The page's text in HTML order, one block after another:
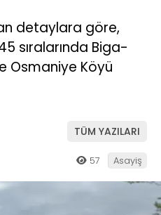
detaylara göre,
sıralarında Biga-
Osmaniye Köyü
TÜM YAZILARI
57 Asayiş